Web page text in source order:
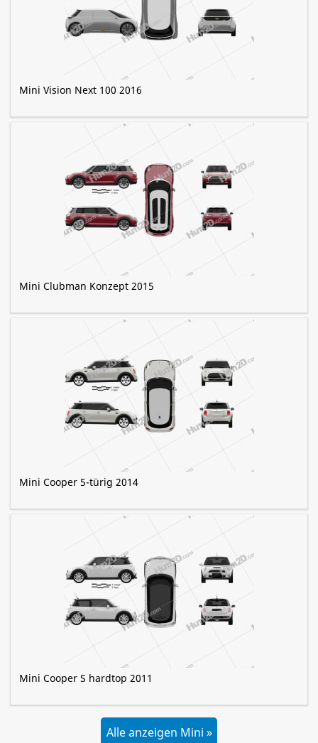
Mini Vision Next 100 2016
Mini Clubman Konzept 2015
Mini Cooper 5-türig 2014
Mini Cooper S hardtop 2011
Alle anzeigen Mini »